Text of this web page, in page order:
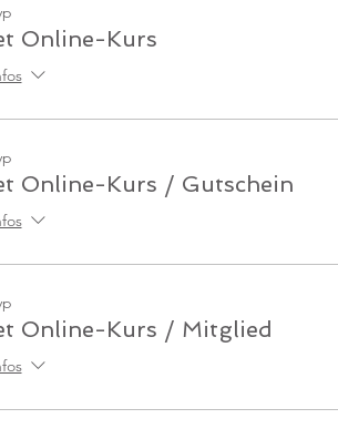
Online-Kurs
Online-Kurs / Gutschein
Online-Kurs / Mitglied